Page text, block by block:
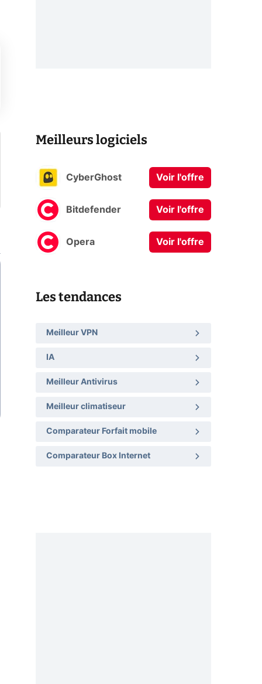
Meilleurs logiciels
CyberGhost Voir l'offre
Bitdefender Voir l'offre
Opera Voir l'offre
Les tendances
Meilleur VPN
IA
Meilleur Antivirus
Meilleur climatiseur
Comparateur Forfait mobile
Comparateur Box Internet